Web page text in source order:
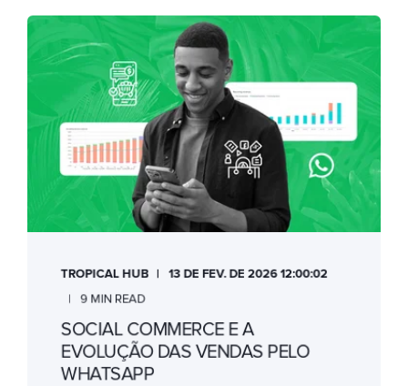
TROPICAL HUB 13 DE FEV. DE 2026 12:00:02
9 MIN READ
SOCIAL COMMERCE E A
EVOLUÇÃO DAS VENDAS PELO
WHATSAPP